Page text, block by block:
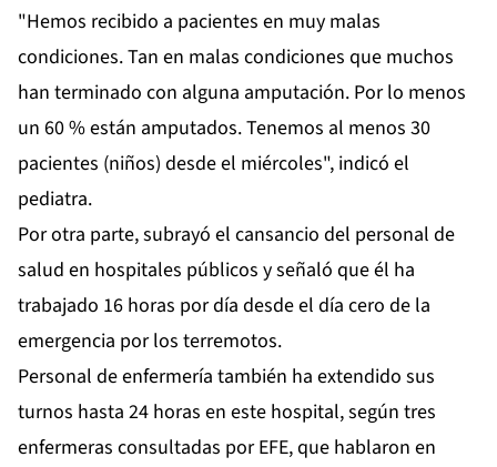
"Hemos recibido a pacientes en muy malas
condiciones. Tan en malas condiciones que muchos
han terminado con alguna amputación. Por lo menos
un 60 % están amputados. Tenemos al menos 30
pacientes (niños) desde el miércoles", indicó el
pediatra.
Por otra parte, subrayó el cansancio del personal de
salud en hospitales públicos y señaló que él ha
trabajado 16 horas por día desde el día cero de la
emergencia por los terremotos.
Personal de enfermería también ha extendido sus
turnos hasta 24 horas en este hospital, según tres
enfermeras consultadas por EFE, que hablaron en